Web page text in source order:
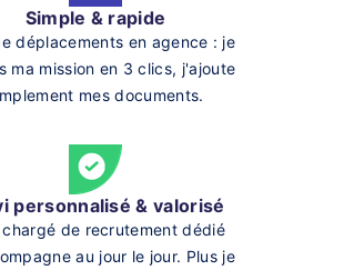
Simple & rapide
déplacements en agence : je
ma mission en 3 clics, j'ajoute
mes documents.
personnalisé & valorisé
chargé de recrutement dédié
au jour le jour. Plus je